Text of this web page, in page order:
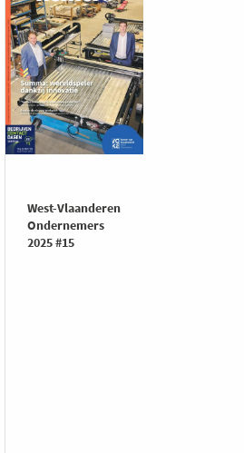
West-Vlaanderen
Ondernemers
2025 #15